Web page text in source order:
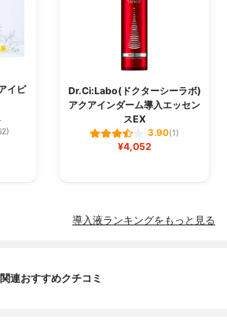
イピ
Dr.Ci:Labo(ドクターシーラボ)
アクアインダーム導入エッセン
スEX
3.90(1)
¥4,052
導入液ランキングをもっと見る
関連おすすめクチコミ